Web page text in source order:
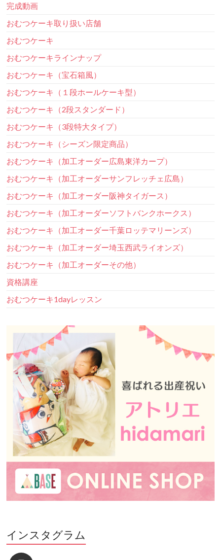
完成動画
おむつケーキ取り扱い店舗
おむつケーキ
おむつケーキラインナップ
おむつケーキ（宝石箱風）
おむつケーキ（１段ホールケーキ型）
おむつケーキ（2段スタンダード）
おむつケーキ（3段特大タイプ）
おむつケーキ（シーズン限定商品）
おむつケーキ（加工オーダー広島東洋カープ）
おむつケーキ（加工オーダーサンフレッチェ広島）
おむつケーキ（加工オーダー阪神タイガース）
おむつケーキ（加工オーダーソフトバンクホークス）
おむつケーキ（加工オーダー千葉ロッテマリーンズ）
おむつケーキ（加工オーダー埼玉西武ライオンズ）
おむつケーキ（加工オーダーその他）
資格講座
おむつケーキ1dayレッスン
インスタグラム